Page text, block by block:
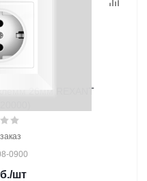
26мм REXANT
0900
/шт